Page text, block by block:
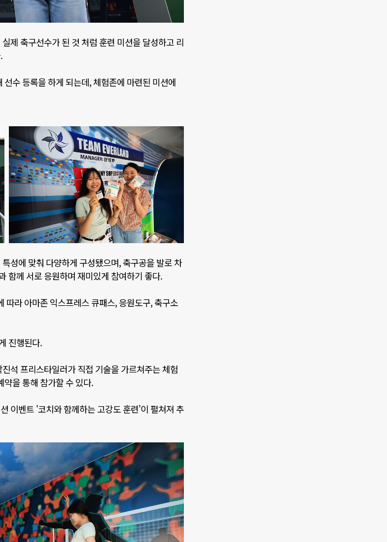
제 축구선수가 된 것 처럼 훈련 미션을 달성하고 리
.
선수 등록을 하게 되는데,체험존에 마련된 미션에
성에 맞춰 다양하게 구성됐으며,축구공을 발로 차
함께 서로 응원하며 재미있게 참여하기 좋다.
따라 아마존 익스프레스 큐패스,응원도구,축구소
진행된다.
진석 프리스타일러가 직접 기술을 가르쳐주는 체험
약을 통해 참가할 수 있다.
이벤트'코치와 함께하는 고강도 훈련'이 펼쳐져 추